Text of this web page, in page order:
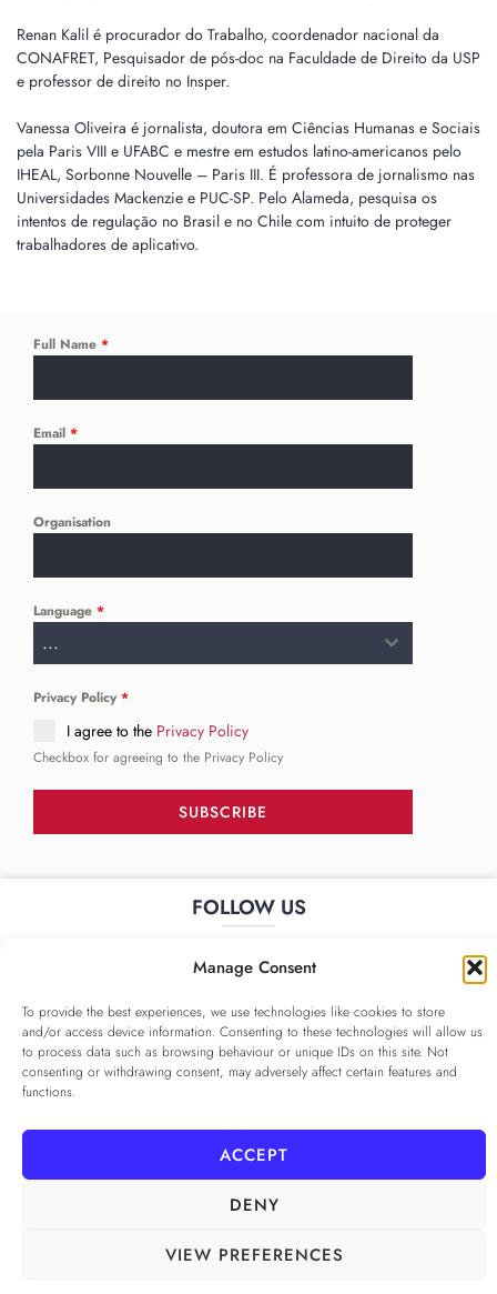
Manage Consent
To provide the best experiences, we use technologies like cookies to store
and/or access device information. Consenting to these technologies will allow us
to process data such as browsing behaviour or unique IDs on this site. Not
consenting or withdrawing consent, may adversely affect certain features and
functions.
ACCEPT
DENY
VIEW PREFERENCES
Renan Kalil é procurador do Trabalho, coordenador nacional da
CONAFRET, Pesquisador de pós-doc na Faculdade de Direito da USP
e professor de direito no Insper.
Vanessa Oliveira é jornalista, doutora em Ciências Humanas e Sociais
pela Paris VIII e UFABC e mestre em estudos latino-americanos pelo
IHEAL, Sorbonne Nouvelle – Paris III. É professora de jornalismo nas
Universidades Mackenzie e PUC-SP. Pelo Alameda, pesquisa os
intentos de regulação no Brasil e no Chile com intuito de proteger
trabalhadores de aplicativo.
Full Name *
Email *
Organisation
Language *
...
Privacy Policy *
I agree to the Privacy Policy
Checkbox for agreeing to the Privacy Policy
SUBSCRIBE
FOLLOW US
______
PRIVACY POLICY ALAMEDA º All rights reservedCOOKIE POLICY
COOKIE SETTINGS